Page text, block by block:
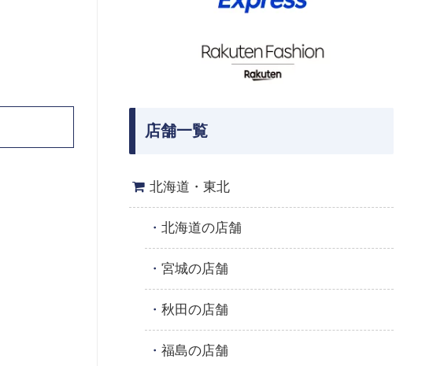
店舗一覧
北海道・東北
北海道の店舗
宮城の店舗
秋田の店舗
福島の店舗